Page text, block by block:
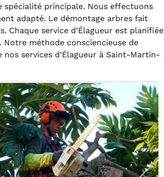
spécialité principale. Nous effectuons
adapté. Le démontage arbres fait
Chaque service d’Élagueur est planifiée
méthode consciencieuse de
services d’Élagueur à Saint-Martin-
Laurent Perrin
Excellente prestation pour
l'abattage délicat d'un sapin
entre deux maisons.
Technicité irréprochable et
sécurité assurée. Le
chantier a été laissé propre.
Je n'hésiterai pas à vous
recontacter.